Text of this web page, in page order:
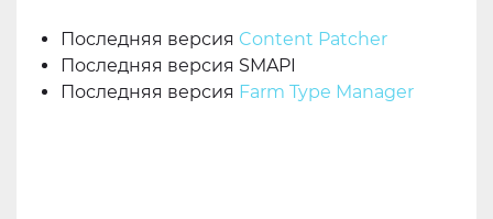
Последняя версия Content Patcher
Последняя версия SMAPI
Последняя версия Farm Type Manager